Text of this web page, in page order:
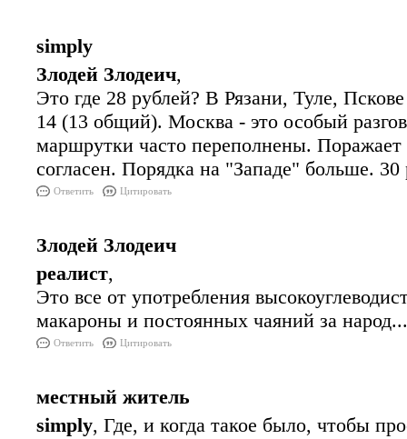
simply
Злодей Злодеич,
Это где 28 рублей? В Рязани, Туле,
14 (13 общий). Москва - это особый
маршрутки часто переполнены.
согласен. Порядка на "Западе" больше.
Ответить Цитировать
Злодей Злодеич
реалист,
Это все от употребления
макароны и постоянных чаяний за
Ответить Цитировать
местный житель
simply, Где, и когда такое было, чтобы